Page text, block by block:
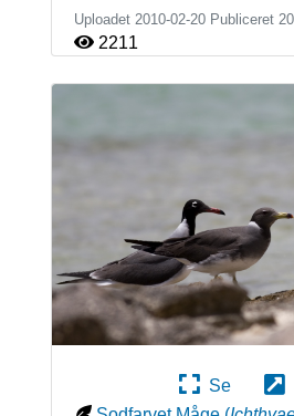
Uploadet 2010-02-20 Publiceret
2211
Se